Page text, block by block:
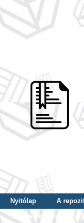
Nyitólap A
Tallózás kulcsszó